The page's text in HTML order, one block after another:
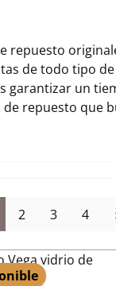
repuesto
de todo tipo
garantizar un
repuesto que
Página
2 Página
3 4